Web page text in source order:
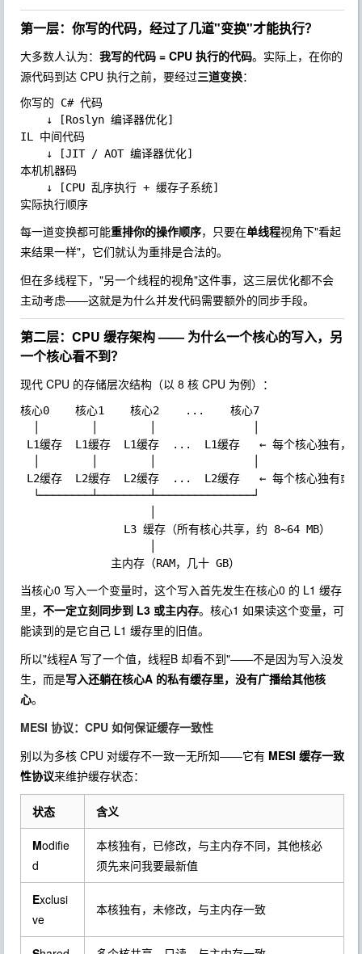
第一层：你写的代码，经过了几道"变换"才能执行？
大多数人认为： 我写的代码 = CPU 执行的代码。实际上，在你的
源代码到达 CPU 执行之前，要经过三道变换：
你写的 C# 代码
    ↓ [Roslyn 编译器优化]
IL 中间代码
    ↓ [JIT / AOT 编译器优化]
本机机器码
    ↓ [CPU 乱序执行 + 缓存子系统]
每一道变换都可能重排你的操作顺序，只要在单线程视角下"看起
来结果一样"，它们就认为重排是合法的。
但在多线程下，"另一个线程的视角"这件事，这三层优化都不会
主动考虑——这就是为什么并发代码需要额外的同步手段。
第二层：CPU 缓存架构 —— 为什么一个核心的写入，另
一个核心看不到？
现代 CPU 的存储层次结构（以 8 核 CPU 为例）：
核心0    核心1    核心2    ...    核心7
L1缓存  L1缓存  L1缓存  ...  L1缓存   ← 每个核心独有，约
L2缓存  L2缓存  L2缓存  ...  L2缓存   ← 每个核心独有或2
  └────────┴────────┴───────────────┘
                L3 缓存（所有核心共享，约 8~64 MB）
当核心0 写入一个变量时，这个写入首先发生在核心0 的 L1 缓存
里， 不一定立刻同步到 L3 或主内存。核心1 如果读这个变量，可
能读到的是它自己 L1 缓存里的旧值。
所以"线程A 写了一个值，线程B 却看不到"——不是因为写入没发
生，而是写入还躺在核心A 的私有缓存里，没有广播给其他核
心。
MESI 协议：CPU 如何保证缓存一致性
别以为多核 CPU 对缓存不一致一无所知——它有 MESI 缓存一致
性协议来维护缓存状态：
状态 含义
Modifie
d
本核独有，已修改，与主内存不同，其他核必
须先来问我要最新值
Exclusi
ve
本核独有，未修改，与主内存一致